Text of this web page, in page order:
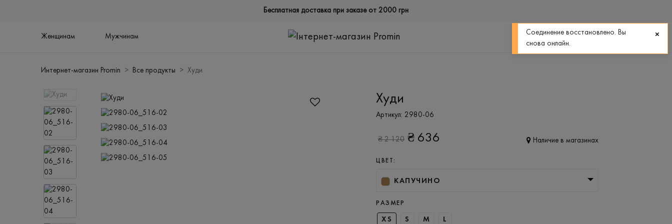
Бесплатная доставка при заказе от 2000 грн
Женщинам Мужчинам
0
Интернет-магазин Promin Все продукты Худи
Худи
Артикул: 2980-06
₴2 120 ₴ 636 Наличие в магазинах
ЦВЕТ:
КАПУЧИНО
РАЗМЕР
XS S M L
Соединение восстановлено. Вы
снова онлайн.